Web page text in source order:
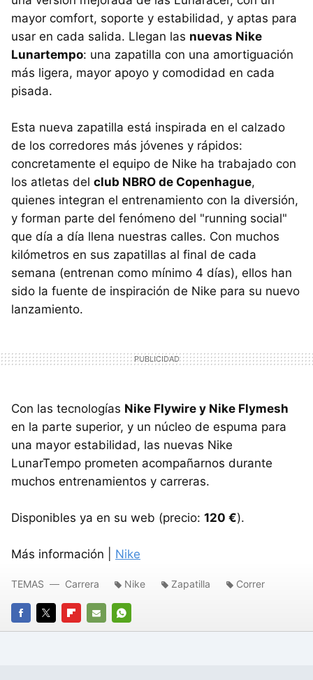
mayor comfort, soporte y estabilidad, y aptas para
usar en cada salida. Llegan las nuevas Nike
Lunartempo: una zapatilla con una amortiguación
más ligera, mayor apoyo y comodidad en cada
pisada.
Esta nueva zapatilla está inspirada en el calzado
de los corredores más jóvenes y rápidos:
concretamente el equipo de Nike ha trabajado con
los atletas del club NBRO de Copenhague,
quienes integran el entrenamiento con la diversión,
y forman parte del fenómeno del "running social"
que día a día llena nuestras calles. Con muchos
kilómetros en sus zapatillas al final de cada
semana (entrenan como mínimo 4 días), ellos han
sido la fuente de inspiración de Nike para su nuevo
lanzamiento.
Con las tecnologías Nike Flywire y Nike Flymesh
en la parte superior, y un núcleo de espuma para
una mayor estabilidad, las nuevas Nike
LunarTempo prometen acompañarnos durante
muchos entrenamientos y carreras.
Disponibles ya en su web (precio: 120 €).
Más información | Nike
FACEBOOK
TWITTERFLIPBOARD
E-
WHATSAPP
TEMAS Carrera Nike Zapatilla Correr